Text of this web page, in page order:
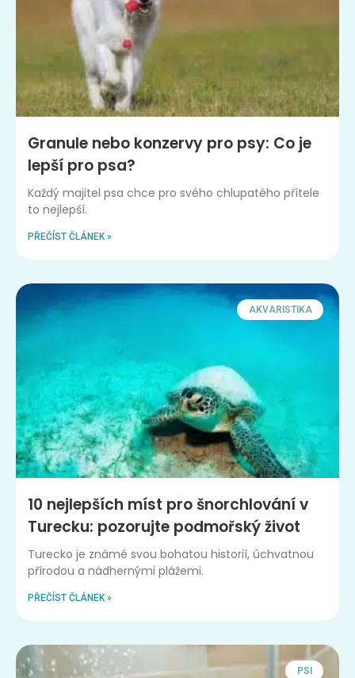
Granule nebo konzervy pro psy: Co je
lepší pro psa?
Každý majitel psa chce pro svého chlupatého přítele
to nejlepší.
PŘEČÍST ČLÁNEK »
AKVARISTIKA
10 nejlepších míst pro šnorchlování v
Turecku: pozorujte podmořský život
Turecko je známé svou bohatou historií, úchvatnou
přírodou a nádhernými plážemi.
PŘEČÍST ČLÁNEK »
PSI